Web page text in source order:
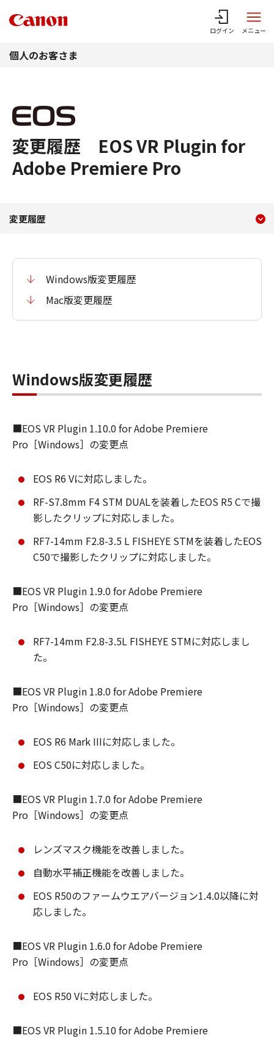
ログイン メニュー
個人のお客さま
変更履歴 EOS VR Plugin for
Adobe Premiere Pro
変更履歴 EOS VR Plugin
変更履歴
Windows版変更履歴
Mac版変更履歴
Windows版変更履歴
■EOS VR Plugin 1.10.0 for Adobe Premiere
Pro［Windows］の変更点
EOS R6 Vに対応しました。
RF-S7.8mm F4 STM DUALを装着したEOS R5 Cで撮
影したクリップに対応しました。
RF7-14mm F2.8-3.5 L FISHEYE STMを装着したEOS
C50で撮影したクリップに対応しました。
■EOS VR Plugin 1.9.0 for Adobe Premiere
Pro［Windows］の変更点
RF7-14mm F2.8-3.5L FISHEYE STMに対応しまし
た。
■EOS VR Plugin 1.8.0 for Adobe Premiere
Pro［Windows］の変更点
EOS R6 Mark IIIに対応しました。
EOS C50に対応しました。
■EOS VR Plugin 1.7.0 for Adobe Premiere
Pro［Windows］の変更点
レンズマスク機能を改善しました。
自動水平補正機能を改善しました。
EOS R50のファームウエアバージョン1.4.0以降に対
応しました。
■EOS VR Plugin 1.6.0 for Adobe Premiere
Pro［Windows］の変更点
EOS R50 Vに対応しました。
■EOS VR Plugin 1.5.10 for Adobe Premiere